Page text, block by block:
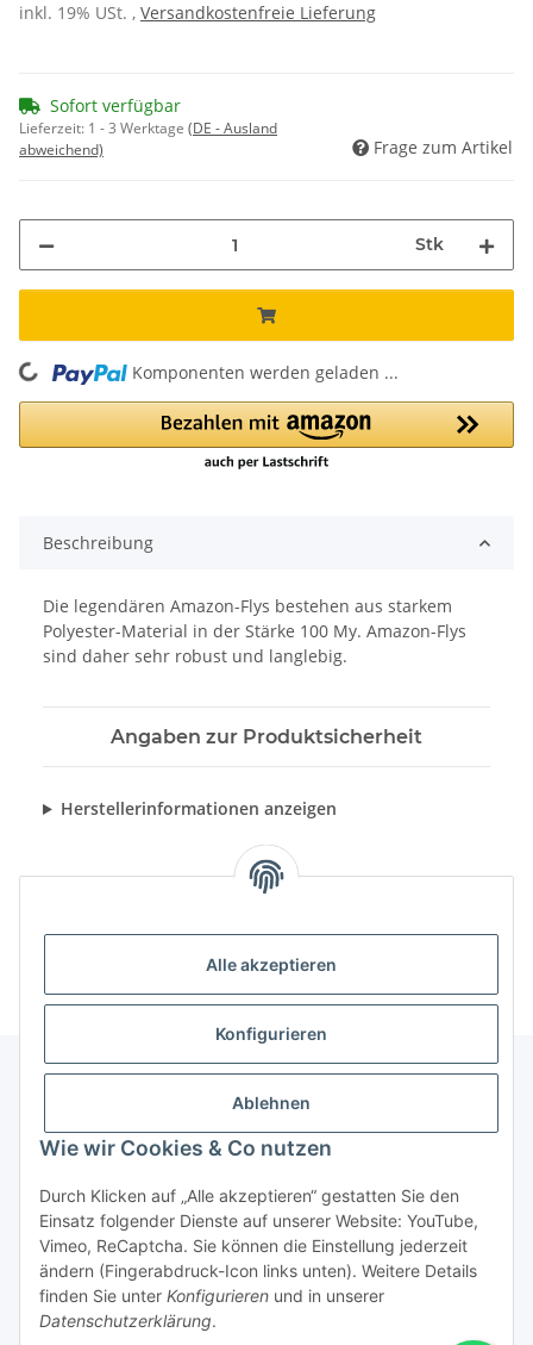
Alle akzeptieren
Konfigurieren
Ablehnen
Wie wir Cookies & Co nutzen
Durch Klicken auf „Alle akzeptieren“ gestatten Sie den
Einsatz folgender Dienste auf unserer Website: YouTube,
Vimeo, ReCaptcha. Sie können die Einstellung jederzeit
ändern (Fingerabdruck-Icon links unten). Weitere Details
finden Sie unter Konfigurieren und in unserer
Datenschutzerklärung.
inkl. 19% USt. , Versandkostenfreie Lieferung
Sofort verfügbar
Lieferzeit: 1 - 3 Werktage (DE - Ausland
abweichend)
Frage zum Artikel
Stk
Loading... Komponenten werden geladen ...
Beschreibung
Die legendären Amazon-Flys bestehen aus starkem
Polyester-Material in der Stärke 100 My. Amazon-Flys
sind daher sehr robust und langlebig.
Angaben zur Produktsicherheit
Herstellerinformationen anzeigen
Gesetzliche Informationen
Vertrag widerrufen
* Alle Preise inkl. gesetzlicher USt., zzgl.